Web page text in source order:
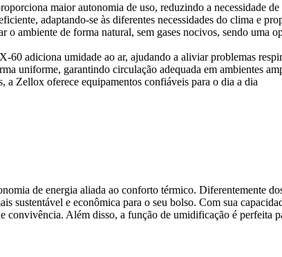
maior autonomia de uso, reduzindo a necessidade
adaptando-se às diferentes necessidades do clima e
o ambiente de forma natural, sem gases nocivos, sendo uma
60 adiciona umidade ao ar, ajudando a aliviar problemas
uniforme, garantindo circulação adequada em ambientes
a Zellox oferece equipamentos confiáveis para o dia a dia
de energia aliada ao conforto térmico. Diferentemente
sustentável e econômica para o seu bolso. Com sua
convivência. Além disso, a função de umidificação é perfeita